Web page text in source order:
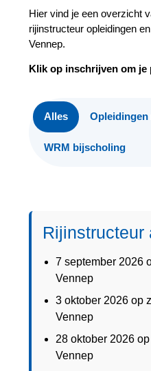
Hier vind je een overzicht
rijinstructeur opleidingen
Vennep.
Klik op inschrijven om je
Alles
WRM bijscholing
Rijinstructeur
7 september 2026
Vennep
3 oktober 2026 op
Vennep
28 oktober 2026
Vennep